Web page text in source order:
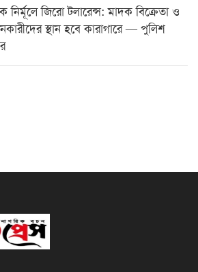
নির্মূলে জিরো টলারেন্স: মাদক বিক্রেতা ও
স্থান হবে কারাগারে — পুলিশ